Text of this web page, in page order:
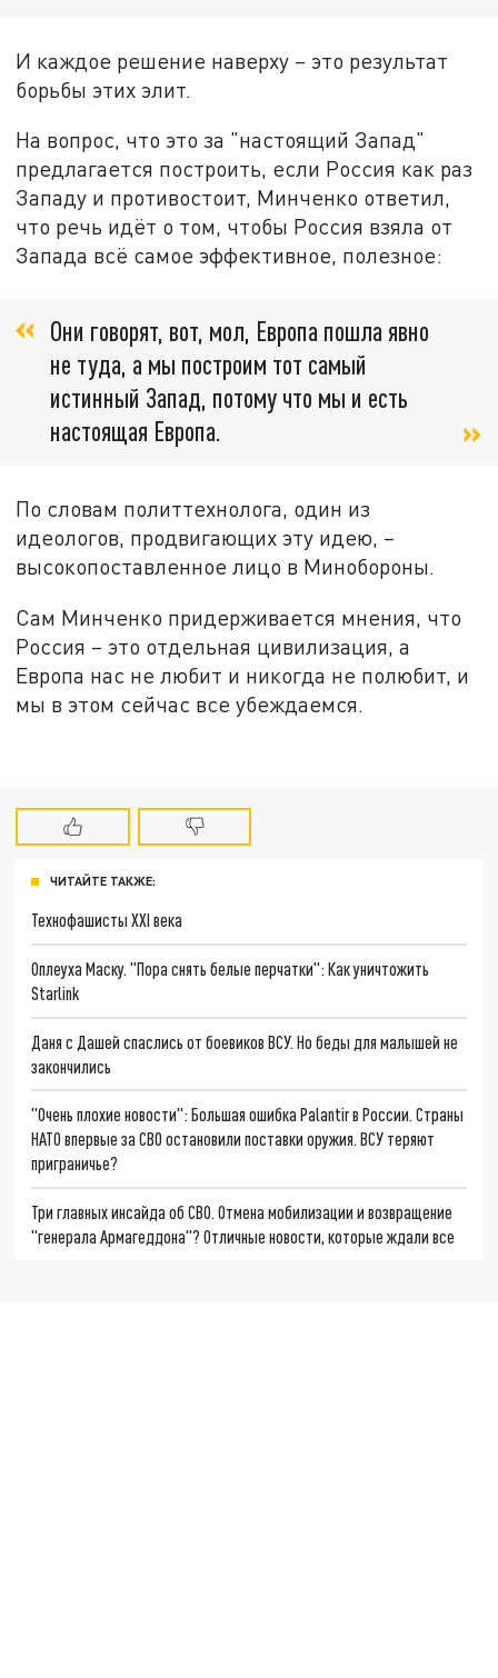
И каждое решение наверху – это результат
борьбы этих элит.
На вопрос, что это за "настоящий Запад"
предлагается построить, если Россия как раз
Западу и противостоит, Минченко ответил,
что речь идёт о том, чтобы Россия взяла от
Запада всё самое эффективное, полезное:
Они говорят, вот, мол, Европа пошла явно
не туда, а мы построим тот самый
истинный Запад, потому что мы и есть
настоящая Европа.
По словам политтехнолога, один из
идеологов, продвигающих эту идею, –
высокопоставленное лицо в Минобороны.
Сам Минченко придерживается мнения, что
Россия – это отдельная цивилизация, а
Европа нас не любит и никогда не полюбит, и
мы в этом сейчас все убеждаемся.
ЧИТАЙТЕ ТАКЖЕ:
Технофашисты XXI века
Оплеуха Маску. "Пора снять белые перчатки": Как уничтожить
Starlink
Даня с Дашей спаслись от боевиков ВСУ. Но беды для малышей не
закончились
"Очень плохие новости": Большая ошибка Palantir в России. Страны
НАТО впервые за СВО остановили поставки оружия. ВСУ теряют
приграничье?
Три главных инсайда об СВО. Отмена мобилизации и возвращение
"генерала Армагеддона"? Отличные новости, которые ждали все